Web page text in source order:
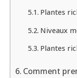
Plantes
Niveaux
Plantes
Comment